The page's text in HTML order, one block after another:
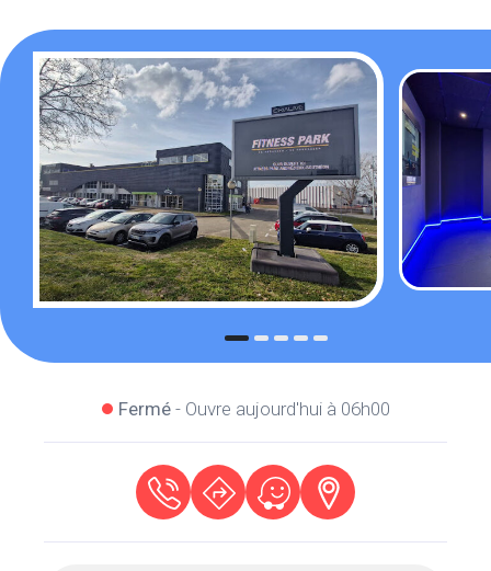
Fermé- Ouvre aujourd'hui à 06h00